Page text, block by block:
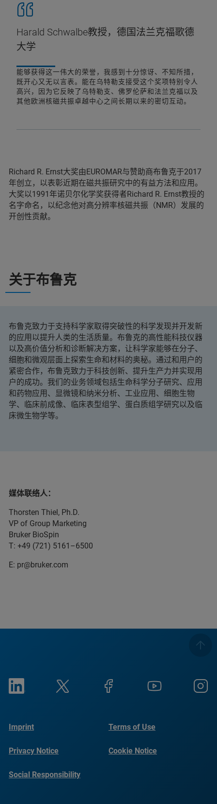
Harald Schwalbe教授，德国法兰克福歌德
大学
能够获得这一伟大的荣誉，我感到十分惊讶、不知所措，
既开心又无以言表。能在乌特勒支接受这个奖项特别令人
高兴，因为它反映了乌特勒支、佛罗伦萨和法兰克福以及
其他欧洲核磁共振卓越中心之间长期以来的密切互动。
Richard R. Ernst大奖由EUROMAR与赞助商布鲁克于2017
年创立，以表彰近期在磁共振研究中的有益方法和应用。
大奖以1991年诺贝尔化学奖获得者Richard R. Ernst教授的
名字命名，以纪念他对高分辨率核磁共振（NMR）发展的
开创性贡献。
关于布鲁克
布鲁克致力于支持科学家取得突破性的科学发现并开发新
的应用以提升人类的生活质量。布鲁克的高性能科技仪器
以及高价值分析和诊断解决方案，让科学家能够在分子、
细胞和微观层面上探索生命和材料的奥秘。通过和用户的
紧密合作，布鲁克致力于科技创新、提升生产力并实现用
户的成功。我们的业务领域包括生命科学分子研究、应用
和药物应用、显微镜和纳米分析、工业应用、细胞生物
学、临床前成像、临床表型组学、蛋白质组学研究以及临
床微生物学等。
媒体联络人：
Thorsten Thiel, Ph.D.
VP of Group Marketing
Bruker BioSpin
T: +49 (721) 5161–6500
E: pr@bruker.com
Imprint Terms of Use
Privacy Notice Cookie Notice
Social Responsibility